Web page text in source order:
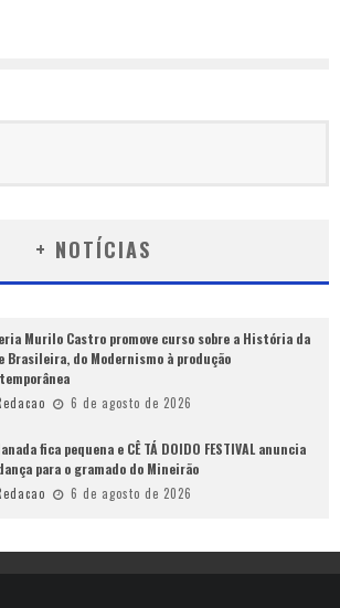
+ NOTÍCIAS
Murilo Castro promove curso sobre a História da
Brasileira, do Modernismo à produção
6 de agosto de 2026
fica pequena e CÊ TÁ DOIDO FESTIVAL anuncia
para o gramado do Mineirão
6 de agosto de 2026